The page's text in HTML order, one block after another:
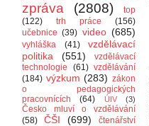
zpráva
(2808)
top
(122)
trh práce
(156)
učebnice (39) video (685)
vyhláška (41)
vzdělávací
politika
(551)
vzdělávací
technologie
(61) vzdělávání
(184) výzkum (283) zákon
o pedagogických
pracovnících
(64) ÚIV (3)
Česko mluví o vzdělávání
(58)
ČŠI (699)
čtenářství